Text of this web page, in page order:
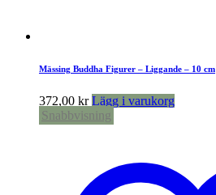
Mässing Buddha Figurer – Liggande – 10 cm
372,00 kr Lägg i varukorg
Snabbvisning